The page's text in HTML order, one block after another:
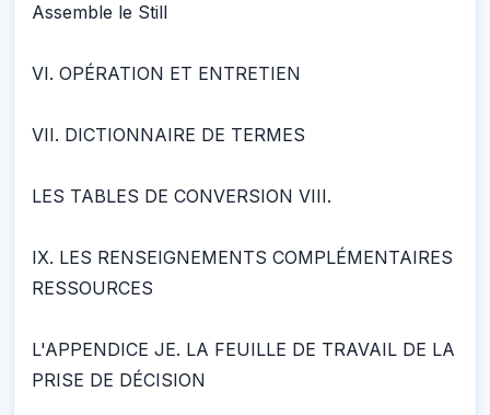
Assemble le Still
VI. OPÉRATION ET ENTRETIEN
VII. DICTIONNAIRE DE TERMES
LES TABLES DE CONVERSION VIII.
IX. LES RENSEIGNEMENTS COMPLÉMENTAIRES
RESSOURCES
L'APPENDICE JE. LA FEUILLE DE TRAVAIL DE LA
PRISE DE DÉCISION